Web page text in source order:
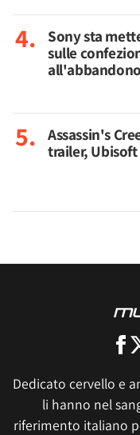
Sony sta
sulle
Assassin's
trailer,
Dedicato cervello e
li hanno nel
riferimento italiano